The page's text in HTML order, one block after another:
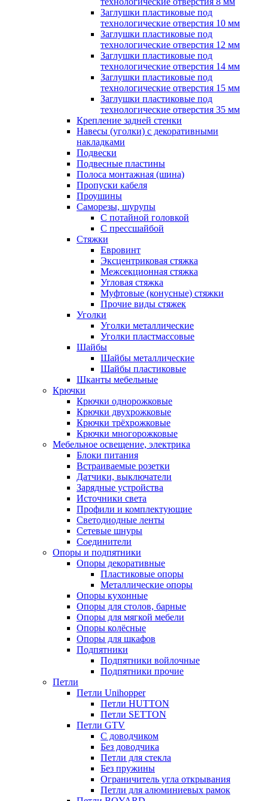
Заглушки пластиковые под
технологические отверстия 10 мм
Заглушки пластиковые под
технологические отверстия 12 мм
Заглушки пластиковые под
технологические отверстия 14 мм
Заглушки пластиковые под
технологические отверстия 15 мм
Заглушки пластиковые под
технологические отверстия 35 мм
Крепление задней стенки
Навесы (уголки) с декоративными
накладками
Подвески
Подвесные пластины
Полоса монтажная (шина)
Пропуски кабеля
Проушины
Саморезы, шурупы
С потайной головкой
С прессшайбой
Стяжки
Евровинт
Эксцентриковая стяжка
Межсекционная стяжка
Угловая стяжка
Муфтовые (конусные) стяжки
Прочие виды стяжек
Уголки
Уголки металлические
Уголки пластмассовые
Шайбы
Шайбы металлические
Шайбы пластиковые
Шканты мебельные
Крючки
Крючки однорожковые
Крючки двухрожковые
Крючки трёхрожковые
Крючки многорожковые
Мебельное освещение, электрика
Блоки питания
Встраиваемые розетки
Датчики, выключатели
Зарядные устройства
Источники света
Профили и комплектующие
Светодиодные ленты
Сетевые шнуры
Соединители
Опоры и подпятники
Опоры декоративные
Пластиковые опоры
Металлические опоры
Опоры кухонные
Опоры для столов, барные
Опоры для мягкой мебели
Опоры колёсные
Опоры для шкафов
Подпятники
Подпятники войлочные
Подпятники прочие
Петли
Петли Unihopper
Петли HUTTON
Петли SETTON
Петли GTV
С доводчиком
Без доводчика
Петли для стекла
Без пружины
Ограничитель угла открывания
Петли для алюминиевых рамок